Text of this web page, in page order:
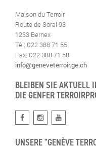
Maison du Terroir
Route de Soral 93
1233 Bernex
Tél: 022 388 71 55
Fax: 022 388 71 58
info@geneveterroir.ge.ch
BLEIBEN SIE AKTUELL
DIE GENFER
UNSERE "GENÈVE